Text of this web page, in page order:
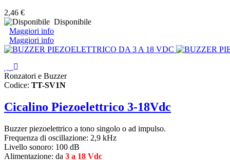
2,46 €
Disponibile
Maggiori info
Maggiori info
Ronzatori e Buzzer
Codice: TT-SV1N
Cicalino Piezoelettrico 3-18Vdc
Buzzer piezoelettrico a tono singolo o ad impulso.
Frequenza di oscillazione: 2,9 kHz
Livello sonoro: 100 dB
Alimentazione: da 3 a 18 Vdc